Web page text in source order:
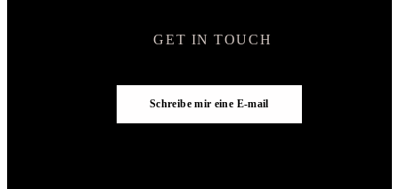
GET IN TOUCH
Schreibe mir eine E-mail